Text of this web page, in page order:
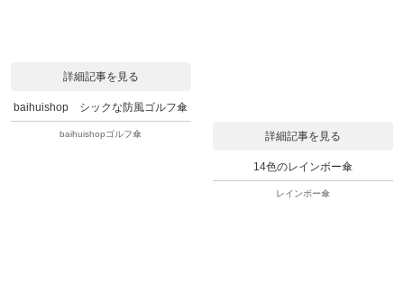
詳細記事を見る
baihuishop シックな防風ゴルフ傘
baihuishopゴルフ傘 詳細記事を見る
14色のレインボー傘
レインボー傘